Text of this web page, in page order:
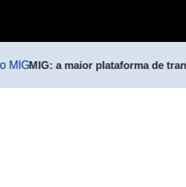
MIG: a maior plataforma de